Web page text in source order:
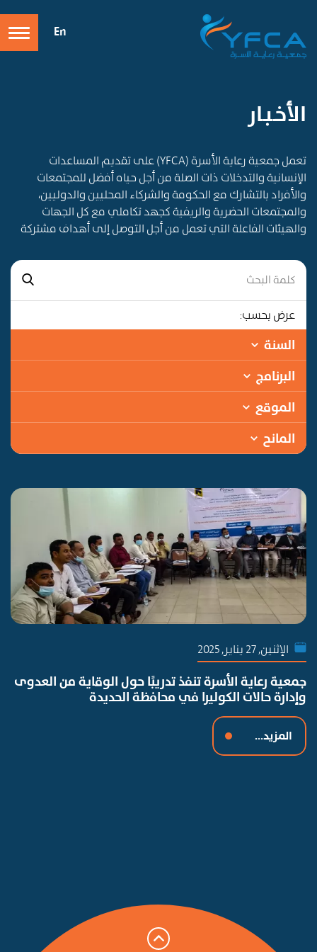
En
الأخـبـار
تعمل جمعية رعاية الأسرة (YFCA) على تقديم المساعدات
الإنسانية والتدخلات ذات الصلة من أجل حياه أفضل للمجتمعات
والأفراد بالتشارك مع الحكومة والشركاء المحليين والدوليين،
والمجتمعات الحضرية والريفية كجهد تكاملي مع كل الجهات
والهيئات الفاعلة التي تعمل من أجل التوصل إلى أهداف مشتركة
عرض بحسب:
السنة
البرنامج
الموقع
المانح
الإثنين, 27 يناير, 2025
جمعية رعاية الأسرة تنفذ تدريبًا حول الوقاية من العدوى
وإدارة حالات الكوليرا في محافظة الحديدة
المزيد...